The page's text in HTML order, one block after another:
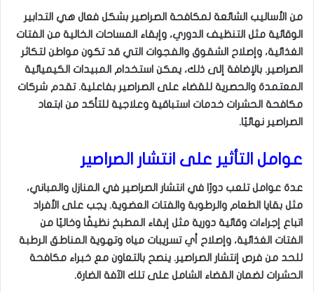
من الأساليب الشائعة لمكافحة الصراصير بشكل فعال هي التدابير
الوقائية مثل التنظيف الدوري، وإبقاء المساحات الخالية من الفتات
الغذائية، وإصلاح الشقوق والفجوات التي قد تكون مواطن لتكاثر
الصراصير. بالإضافة إلى ذلك، يمكن استخدام المبيدات الكيميائية
المعتمدة والحصرية للقضاء على الصراصير بفاعلية. تقدم شركات
مكافحة الحشرات خدمات استباقية وعلاجية للتأكد من ابتعاد
الصراصير نهائيًا.
عوامل التأثير على انتشار الصراصير
عدة عوامل تلعب دورًا في انتشار الصراصير في المنازل والمباني،
مثل بقايا الطعام والرطوبة والفتات العضوية. يجب على الأفراد
اتباع إجراءات وقائية دورية مثل إبقاء المطبخ نظيفًا وخاليًا من
الفتات الغذائية، وإصلاح أي تسريبات مياه وتهوية المناطق الرطبة
للحد من فرص إنتشار الصراصير. ينصح بالتعاون مع خبراء مكافحة
الحشرات لضمان القضاء الشامل على تلك الآفة الضارة.